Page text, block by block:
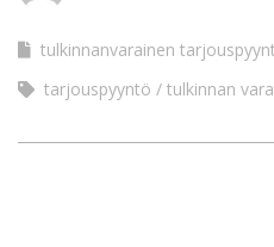
tulkinnanvarainen
tarjouspyyntö
tulkinnan